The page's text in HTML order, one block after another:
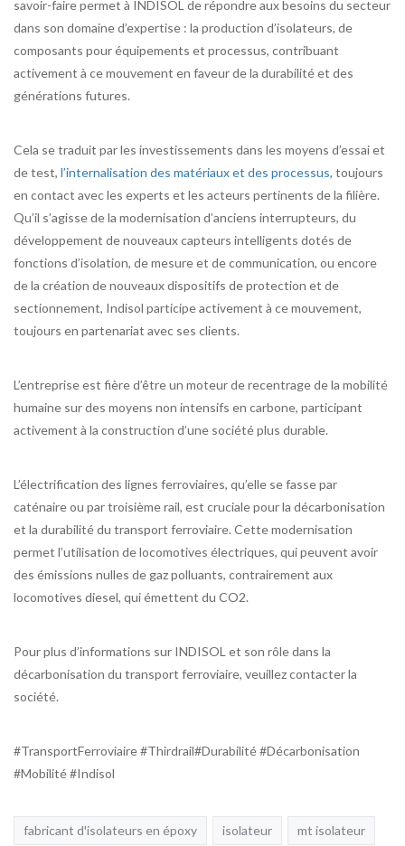
savoir-faire permet à INDISOL de répondre aux besoins du secteur
dans son domaine d’expertise : la production d’isolateurs, de
composants pour équipements et processus, contribuant
activement à ce mouvement en faveur de la durabilité et des
générations futures.
Cela se traduit par les investissements dans les moyens d’essai et
de test, l’internalisation des matériaux et des processus, toujours
en contact avec les experts et les acteurs pertinents de la filière.
Qu’il s’agisse de la modernisation d’anciens interrupteurs, du
développement de nouveaux capteurs intelligents dotés de
fonctions d’isolation, de mesure et de communication, ou encore
de la création de nouveaux dispositifs de protection et de
sectionnement, Indisol participe activement à ce mouvement,
toujours en partenariat avec ses clients.
L’entreprise est fière d’être un moteur de recentrage de la mobilité
humaine sur des moyens non intensifs en carbone, participant
activement à la construction d’une société plus durable.
L’électrification des lignes ferroviaires, qu’elle se fasse par
caténaire ou par troisième rail, est cruciale pour la décarbonisation
et la durabilité du transport ferroviaire. Cette modernisation
permet l’utilisation de locomotives électriques, qui peuvent avoir
des émissions nulles de gaz polluants, contrairement aux
locomotives diesel, qui émettent du CO2.
Pour plus d’informations sur INDISOL et son rôle dans la
décarbonisation du transport ferroviaire, veuillez contacter la
société.
#TransportFerroviaire #Thirdrail#Durabilité #Décarbonisation
#Mobilité #Indisol
fabricant d'isolateurs en époxy isolateur mt isolateur